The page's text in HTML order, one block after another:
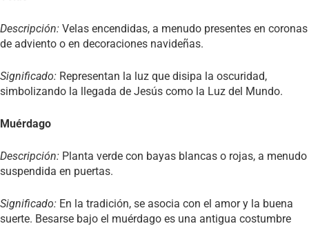
Descripción: Velas encendidas, a menudo presentes en coronas
de adviento o en decoraciones navideñas.
Significado: Representan la luz que disipa la oscuridad,
simbolizando la llegada de Jesús como la Luz del Mundo.
Muérdago
Descripción: Planta verde con bayas blancas o rojas, a menudo
suspendida en puertas.
Significado: En la tradición, se asocia con el amor y la buena
suerte. Besarse bajo el muérdago es una antigua costumbre